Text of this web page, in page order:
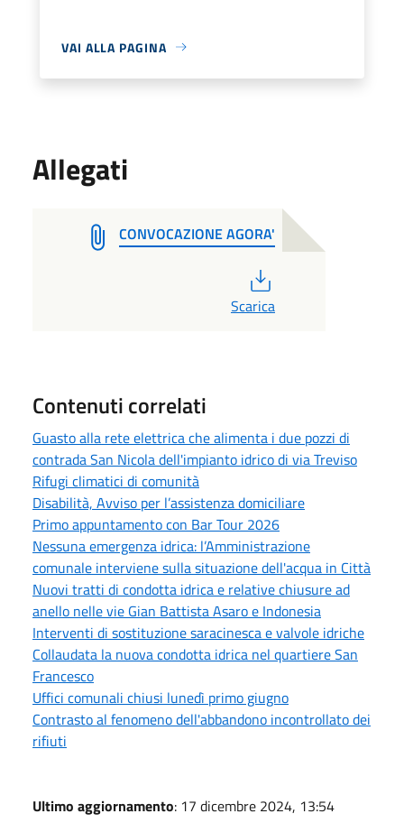
VAI ALLA PAGINA
Allegati
CONVOCAZIONE AGORA'
Scarica
Contenuti correlati
Guasto alla rete elettrica che alimenta i due pozzi di
contrada San Nicola dell'impianto idrico di via Treviso
Rifugi climatici di comunità
Disabilità, Avviso per l’assistenza domiciliare
Primo appuntamento con Bar Tour 2026
Nessuna emergenza idrica: l’Amministrazione
comunale interviene sulla situazione dell'acqua in Città
Nuovi tratti di condotta idrica e relative chiusure ad
anello nelle vie Gian Battista Asaro e Indonesia
Interventi di sostituzione saracinesca e valvole idriche
Collaudata la nuova condotta idrica nel quartiere San
Francesco
Uffici comunali chiusi lunedì primo giugno
Contrasto al fenomeno dell'abbandono incontrollato dei
rifiuti
Ultimo aggiornamento: 17 dicembre 2024, 13:54